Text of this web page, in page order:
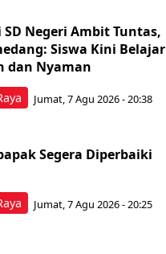
Negeri Ambit Tuntas,
Siswa Kini Belajar
dan Nyaman
Jumat, 7 Agu 2026 - 20:38
Segera Diperbaiki
Jumat, 7 Agu 2026 - 20:25